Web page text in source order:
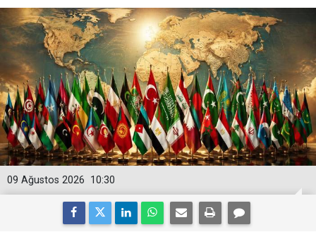
10:30
09 Ağustos 2026